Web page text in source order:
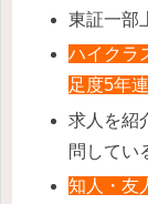
東証一部
ハイクラ
足度5年
求人を紹
問してい
知人・友